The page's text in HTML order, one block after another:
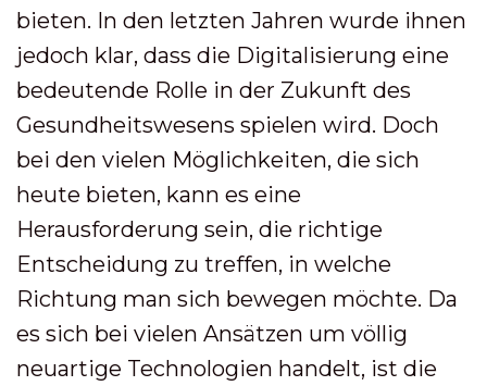
bieten. In den letzten Jahren wurde ihnen
jedoch klar, dass die Digitalisierung eine
bedeutende Rolle in der Zukunft des
Gesundheitswesens spielen wird. Doch
bei den vielen Möglichkeiten, die sich
heute bieten, kann es eine
Herausforderung sein, die richtige
Entscheidung zu treffen, in welche
Richtung man sich bewegen möchte. Da
es sich bei vielen Ansätzen um völlig
neuartige Technologien handelt, ist die